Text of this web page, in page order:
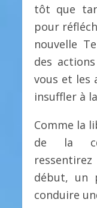
tôt que
pour
nouvelle
des
vous et les
insuffler à
Comme la
de la
début, un
conduire